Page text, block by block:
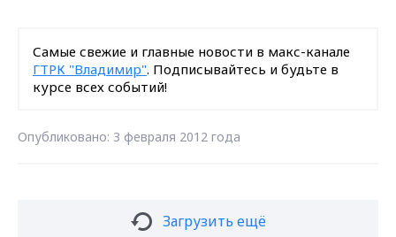
Самые свежие и главные новости в макс-канале
ГТРК "Владимир". Подписывайтесь и будьте в
курсе всех событий!
Опубликовано: 3 февраля 2012 года
Загрузить ещё